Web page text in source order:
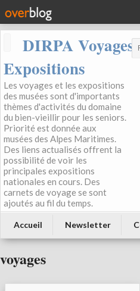
DIRPA
Expositions
Les voyages et les expositions
des musées sont d'importants
thèmes d'activités du domaine
du bien-vieillir pour les seniors.
Priorité est donnée aux
musées des Alpes Maritimes.
Des liens actualisés offrent la
possibilité de voir les
principales expositions
nationales en cours. Des
carnets de voyage se sont
ajoutés au fil du temps.
Accueil Newsletter
voyages